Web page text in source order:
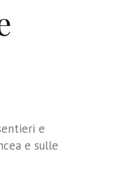
e
e sulle